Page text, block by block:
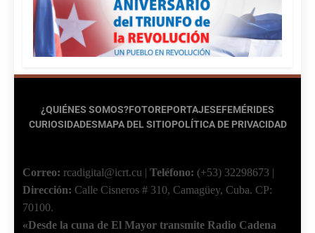
¿QUIÉNES SOMOS?FOTOREPORTAJESEFEMÉRIDES
CURIOSIDADESMAPA DEL SITIOPOLÍTICA DE PRIVACIDAD
Correo: rcadigital@icrt.cu | Teléfono: (+53) 32298673 |
Dirección: Calle Cisneros # 310, Camagüey, Cuba. CP:
70100.
«Desde la cuna de El Mayor transmite Radio Cadena